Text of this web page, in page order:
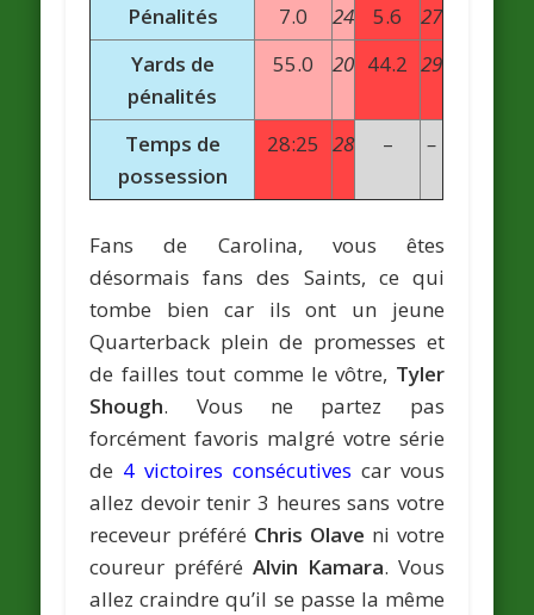
Pénalités
7.0 24 5.6
27
Yards de
pénalités
55.0 20 44.2 29
Temps de
possession
28:25 28 – –
Fans de Carolina, vous êtes
désormais fans des Saints, ce qui
tombe bien car ils ont un jeune
Quarterback plein de promesses et
de failles tout comme le vôtre, Tyler
Shough. Vous ne partez pas
forcément favoris malgré votre série
de 4 victoires consécutives car vous
allez devoir tenir 3 heures sans votre
receveur préféré Chris Olave ni votre
coureur préféré Alvin Kamara. Vous
allez craindre qu’il se passe la même